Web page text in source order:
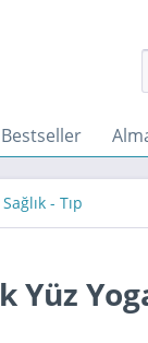
Bestseller
Sağlık - Tıp
Yüz